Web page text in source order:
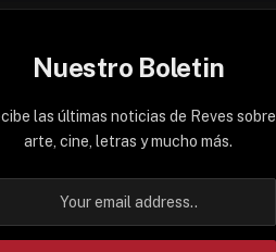
Nuestro Boletin
las últimas noticias de Reves sobre
arte, cine, letras y mucho más.